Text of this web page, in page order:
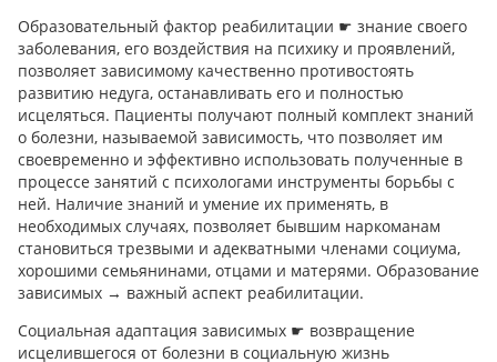
Образовательный фактор реабилитации ☛ знание своего
заболевания, его воздействия на психику и проявлений,
позволяет зависимому качественно противостоять
развитию недуга, останавливать его и полностью
исцеляться. Пациенты получают полный комплект знаний
о болезни, называемой зависимость, что позволяет им
своевременно и эффективно использовать полученные в
процессе занятий с психологами инструменты борьбы с
ней. Наличие знаний и умение их применять, в
необходимых случаях, позволяет бывшим наркоманам
становиться трезвыми и адекватными членами социума,
хорошими семьянинами, отцами и матерями. Образование
зависимых → важный аспект реабилитации.
Социальная адаптация зависимых ☛ возвращение
исцелившегося от болезни в социальную жизнь